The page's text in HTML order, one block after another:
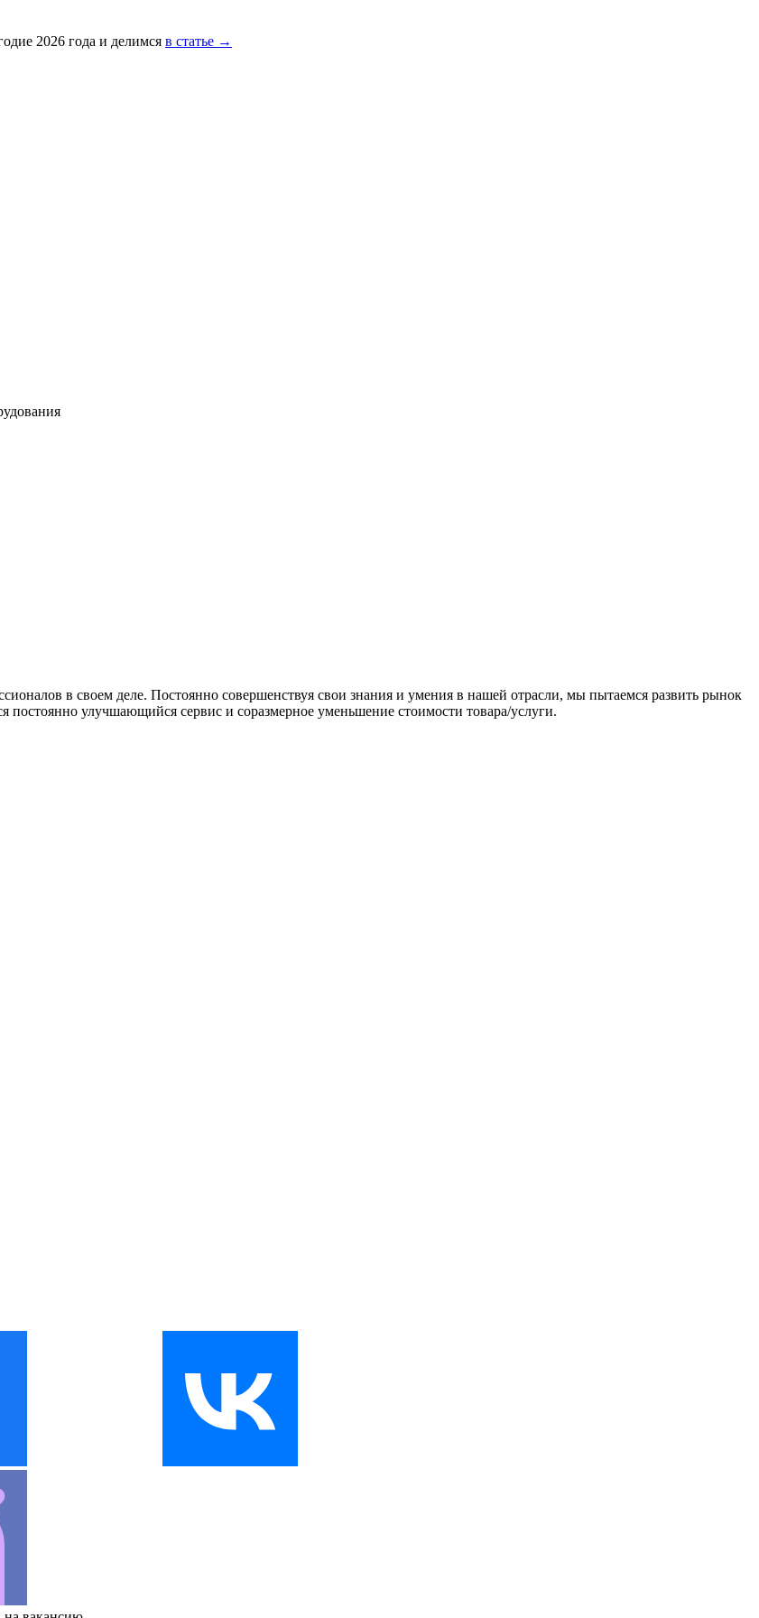
2026 года и делимся в статье →
в своем деле. Постоянно совершенствуя свои знания и умения в нашей отрасли, мы пытаемся развить рынок
улучшающийся сервис и соразмерное уменьшение стоимости товара/услуги.